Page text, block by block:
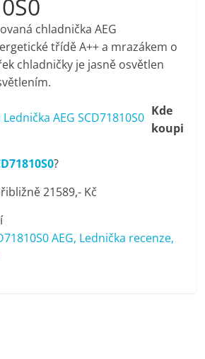
chladnička AEG
třídě A++ a mrazákem o
chladničky je jasně osvětlen
Kde
koupi
?
21589,- Kč
AEG, Lednička recenze,